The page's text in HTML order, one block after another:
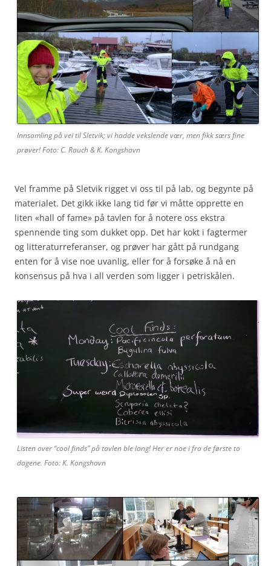
Innsamling på vei til Sletvik; vi hadde vekslende vær, men fikk særs fine
prøver! Foto: C. Rauch & K. Kongshavn
Vel framme på Sletvik rigget vi oss til på lab, og begynte på
materialet. Det gikk ikke lang tid før vi måtte opprette en
liten «hall of fame» på tavlen for å notere oss ekstra
spennende ting som dukket opp. Det har kokt i fagtermer
og litteraturreferanser, og prøver har gått på rundgang
enten for å vise noe uvanlig, eller for å forsøke å nå en
konsensus på hva i all verden som ligger i petriskålen.
Listen over “cool finds” på tavlen ble lang! Her er noe i fra de første to
dagene. Foto: K. Kongshavn